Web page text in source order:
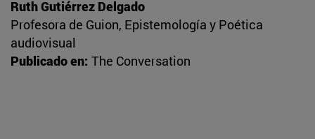
Ruth Gutiérrez Delgado
Profesora de Guion, Epistemología y Poética
audiovisual
Publicado en: The Conversation